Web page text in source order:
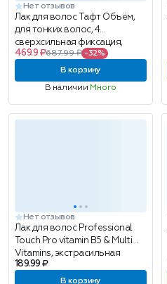
Нет отзывов
Лак для волос Тафт Объём,
для тонких волос, 4
сверхсильная фиксация,
350мл
469.9 ₽687.99 ₽ -32%
В корзину
В наличии Много
Нет отзывов
Лак для волос Professional
Touch Pro vitamin B5 & Multi
Vitamins, экстрасильная
фиксация, 265мл
189.99 ₽
В корзину